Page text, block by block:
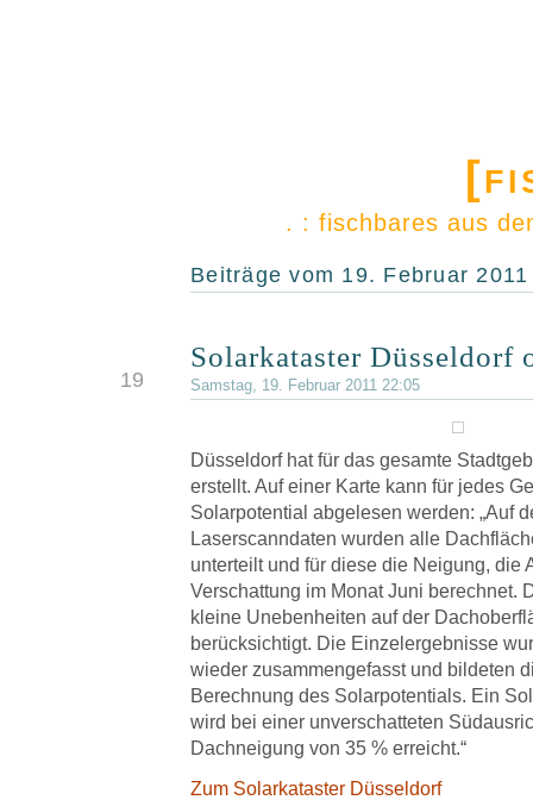
. : fischbares aus
Beiträge vom 19. Februar 2011
19
Solarkataster Düsseldorf
Samstag, 19. Februar 2011 22:05
Düsseldorf hat für das gesamte
erstellt. Auf einer Karte kann für jedes
Solarpotential abgelesen werden: „Auf
Laserscanndaten wurden alle
unterteilt und für diese die Neigung, die
Verschattung im Monat Juni berechnet.
kleine Unebenheiten auf der
berücksichtigt. Die Einzelergebnisse
wieder zusammengefasst und bildeten
Berechnung des Solarpotentials. Ein
wird bei einer unverschatteten
Dachneigung von 35 % erreicht.“
Zum Solarkataster Düsseldorf